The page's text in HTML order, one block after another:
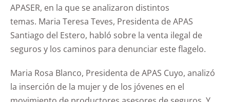
APASER, en la que se analizaron distintos
temas. Maria Teresa Teves, Presidenta de APAS
Santiago del Estero, habló sobre la venta ilegal de
seguros y los caminos para denunciar este flagelo.
Maria Rosa Blanco, Presidenta de APAS Cuyo, analizó
la inserción de la mujer y de los jóvenes en el